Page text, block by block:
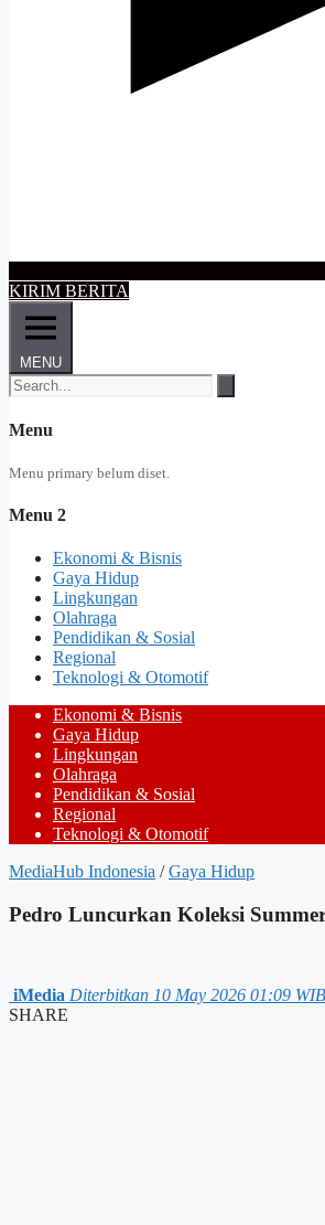
KIRIM BERITA
MENU
Menu
Menu primary belum diset.
Menu 2
Ekonomi & Bisnis
Gaya Hidup
Lingkungan
Olahraga
Pendidikan & Sosial
Regional
Teknologi & Otomotif
Ekonomi & Bisnis
Gaya Hidup
Lingkungan
Olahraga
Pendidikan & Sosial
Regional
Teknologi & Otomotif
MediaHub Indonesia / Gaya Hidup
Pedro Luncurkan Koleksi
iMedia Diterbitkan 10 May 2026 01:09 WIB
SHARE